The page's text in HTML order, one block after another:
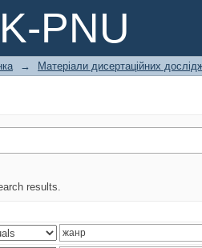
PNU
→ Матеріали дисертаційних
results.